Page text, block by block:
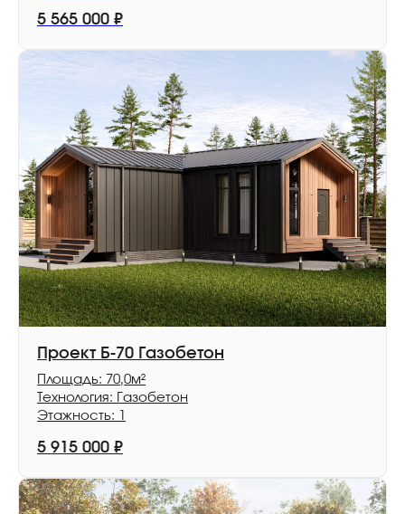
5 565 000 ₽
Проект Б-70 Газобетон
Площадь: 70,0м²
Технология: Газобетон
Этажность: 1
5 915 000 ₽